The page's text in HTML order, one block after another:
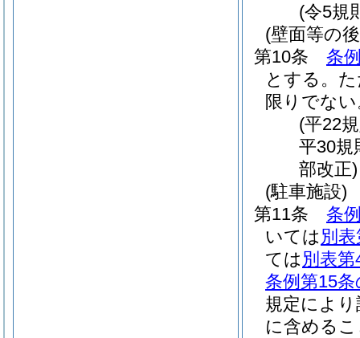
(令5規
(壁面等の
第10条
条
とする。
限りでな
(平22
平30規
部改正)
(駐車施設)
第11条
条
いては 別
ては 別表第
条例第15条
規定によ
に含める